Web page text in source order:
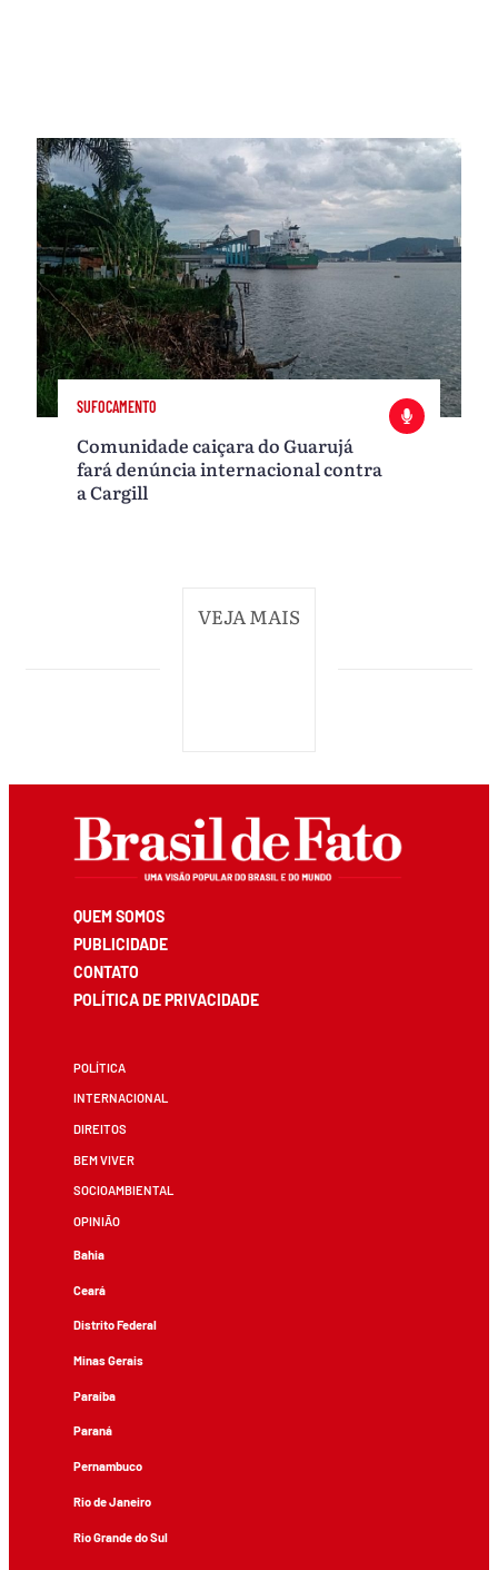
SUFOCAMENTO
Comunidade caiçara do Guarujá
fará denúncia internacional contra
a Cargill
VEJA MAIS
QUEM SOMOS
PUBLICIDADE
CONTATO
POLÍTICA DE PRIVACIDADE
POLÍTICA
INTERNACIONAL
DIREITOS
BEM VIVER
SOCIOAMBIENTAL
OPINIÃO
Bahia
Ceará
Distrito Federal
Minas Gerais
Paraíba
Paraná
Pernambuco
Rio de Janeiro
Rio Grande do Sul